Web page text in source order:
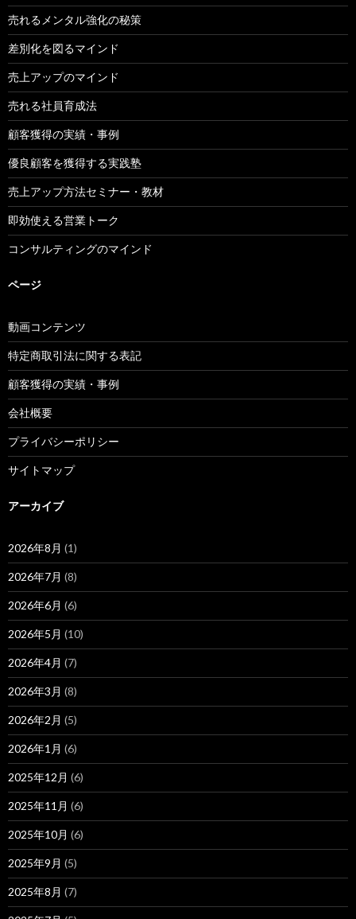
売れるメンタル強化の秘策
差別化を図るマインド
売上アップのマインド
売れる社員育成法
顧客獲得の実績・事例
優良顧客を獲得する実践塾
売上アップ方法セミナー・教材
即効使える営業トーク
コンサルティングのマインド
ページ
動画コンテンツ
特定商取引法に関する表記
顧客獲得の実績・事例
会社概要
プライバシーポリシー
サイトマップ
アーカイブ
2026年8月 (1)
2026年7月 (8)
2026年6月 (6)
2026年5月 (10)
2026年4月 (7)
2026年3月 (8)
2026年2月 (5)
2026年1月 (6)
2025年12月 (6)
2025年11月 (6)
2025年10月 (6)
2025年9月 (5)
2025年8月 (7)